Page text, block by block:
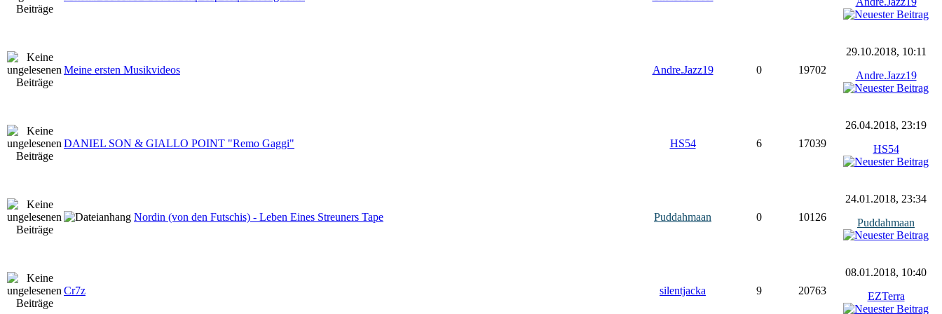
Meine ersten Musikvideos Andre.Jazz19 0 19702
29.10.2018, 10:11
Andre.Jazz19
DANIEL SON & GIALLO POINT "Remo Gaggi" HS54 6 17039
26.04.2018, 23:19
HS54
Nordin (von den Futschis) - Leben Eines Streuners Tape Puddahmaan 0 10126
24.01.2018, 23:34
Puddahmaan
Cr7z silentjacka 9 20763
08.01.2018, 10:40
EZTerra